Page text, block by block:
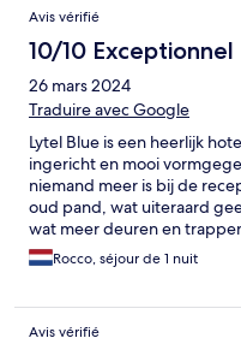
Avis vérifié
10/10 Exceptionnel
26 mars 2024
Traduire avec Google
Lytel Blue is een heerlijk
ingericht en mooi
niemand meer is bij de
oud pand, wat uiteraard
wat meer deuren en
charme die hoort er bij.
vriendelijk personeel
Rocco, séjour de 1 nuit
Avis vérifié